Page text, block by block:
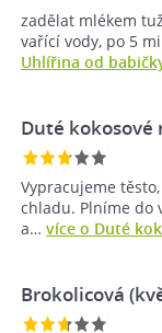
zadělat mlékem
vařící vody, po 5
Uhlířina od
Duté kokosové
Vypracujeme
chladu. Plníme do
a… více o Duté
Brokolicová